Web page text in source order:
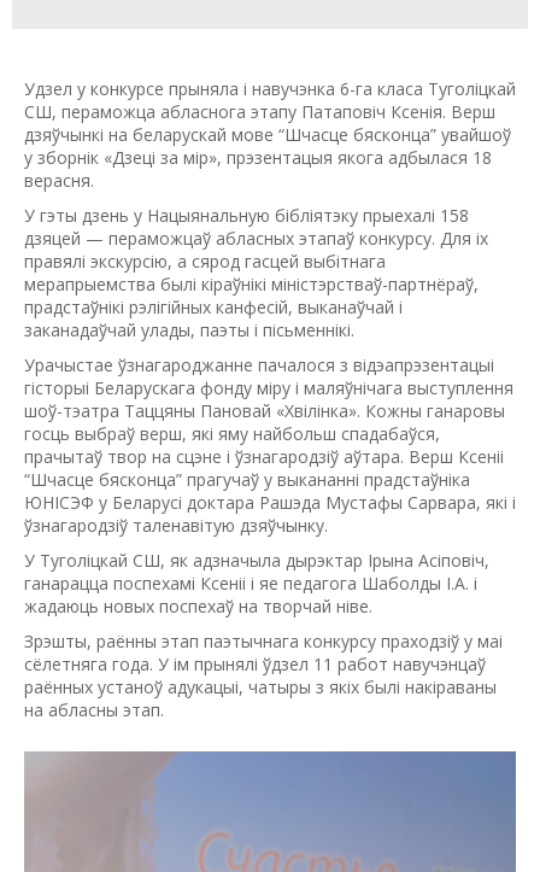
Удзел у конкурсе прыняла і навучэнка 6-га класа Туголіцкай
СШ, пераможца абласнога этапу Патаповіч Ксенія. Верш
дзяўчынкі на беларускай мове “Шчасце бясконца” увайшоў
у зборнік «Дзеці за мір», прэзентацыя якога адбылася 18
верасня.
У гэты дзень у Нацыянальную бібліятэку прыехалі 158
дзяцей — пераможцаў абласных этапаў конкурсу. Для іх
правялі экскурсію, а сярод гасцей выбітнага
мерапрыемства былі кіраўнікі міністэрстваў-партнёраў,
прадстаўнікі рэлігійных канфесій, выканаўчай і
заканадаўчай улады, паэты і пісьменнікі.
Урачыстае ўзнагароджанне пачалося з відэапрэзентацыі
гісторыі Беларускага фонду міру і маляўнічага выступлення
шоў-тэатра Таццяны Пановай «Хвiлiнка». Кожны ганаровы
госць выбраў верш, які яму найбольш спадабаўся,
прачытаў твор на сцэне і ўзнагародзіў аўтара. Верш Ксеніі
“Шчасце бясконца” прагучаў у выкананні прадстаўніка
ЮНІСЭФ у Беларусі доктара Рашэда Мустафы Сарвара, які і
ўзнагародзіў таленавітую дзяўчынку.
У Туголіцкай СШ, як адзначыла дырэктар Ірына Асіповіч,
ганарацца поспехамі Ксеніі і яе педагога Шаболды І.А. і
жадаюць новых поспехаў на творчай ніве.
Зрэшты, раённы этап паэтычнага конкурсу праходзіў у маі
сёлетняга года. У ім прынялі ўдзел 11 работ навучэнцаў
раённых устаноў адукацыі, чатыры з якіх былі накіраваны
на абласны этап.